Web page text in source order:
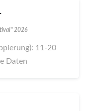
2026
11-20
Daten